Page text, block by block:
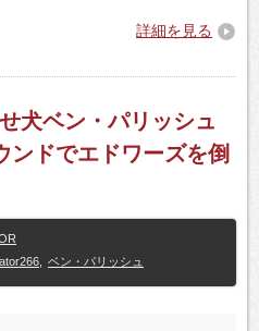
詳細を見る
犬ベン・パリッシュ
ンドでエドワーズを倒
ベン・パリッシュ